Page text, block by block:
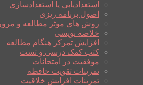
استعدادیابی یا استعدادسازی
اصول برنامه ریزی
روش های موثر مطالعه و مرور
خلاصه نویسی
افزایش تمرکز هنگام مطالعه
کتب کمک درسی و تست
موفقیت در امتحانات
تمرینات تقویت حافظه
تمرینات افزایش خلاقیت